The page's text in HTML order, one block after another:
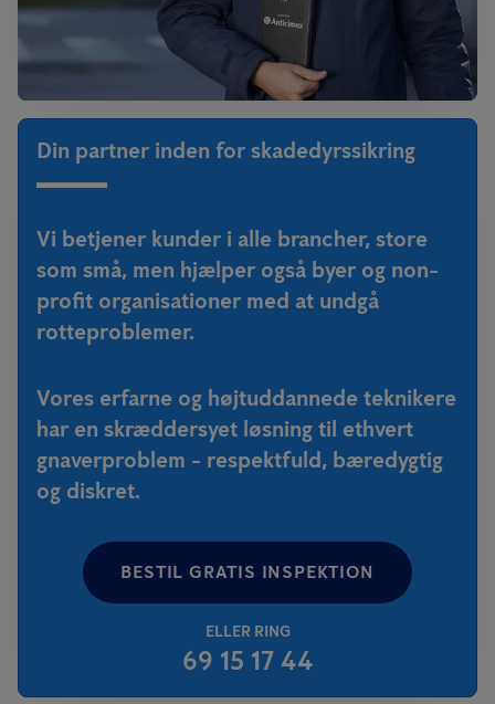
Din partner inden for skadedyrssikring
Vi betjener kunder i alle brancher, store
som små, men hjælper også byer og non-
profit organisationer med at undgå
rotteproblemer.
Vores erfarne og højtuddannede teknikere
har en skræddersyet løsning til ethvert
gnaverproblem - respektfuld, bæredygtig
og diskret.
BESTIL GRATIS INSPEKTION
ELLER RING
69 15 17 44